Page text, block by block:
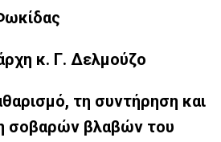
κ. Γ. Δελμούζο
τη συντήρηση και
σοβαρών βλαβών του